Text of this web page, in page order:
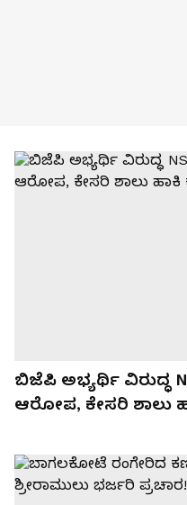
ಬಿಜೆಪಿ ಅಭ್ಯರ್ಥಿ ವಿರುದ್ಧ
ಆರೋಪ, ಕೇಸರಿ ಶಾಲು